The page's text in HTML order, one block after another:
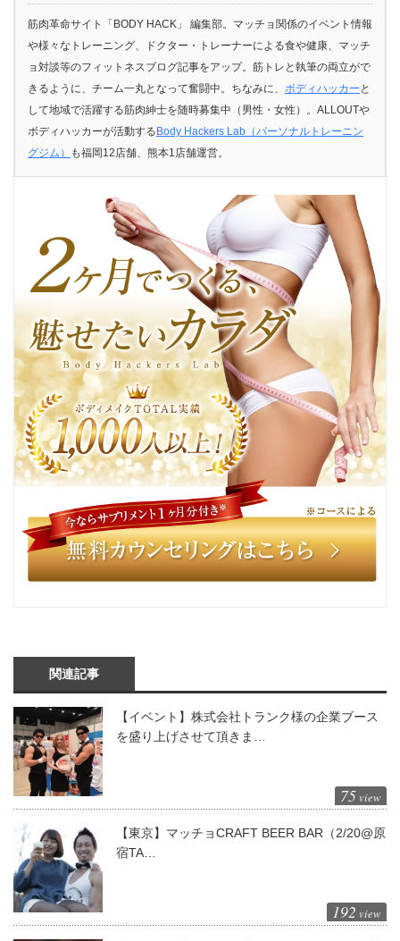
筋肉革命サイト「BODY HACK」 編集部。マッチョ関係のイベント情報
や様々なトレーニング、ドクター・トレーナーによる食や健康、マッチ
ョ対談等のフィットネスブログ記事をアップ。筋トレと執筆の両立がで
きるように、チーム一丸となって奮闘中。ちなみに、 ボディハッカー と
して地域で活躍する筋肉紳士を随時募集中（男性・女性）。ALLOUTや
ボディハッカーが活動するBody Hackers Lab（パーソナルトレーニン
グジム）
も福岡12店舗、熊本1店舗運営。
関連記事
【イベント】株式会社トランク様の企業ブース
を盛り上げさせて頂きま…
75 view
【東京】マッチョCRAFT BEER BAR（2/20@原
宿TA…
192 view